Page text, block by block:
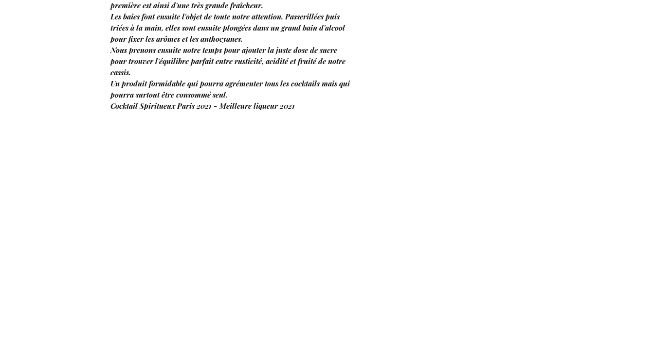
première est ainsi d'une très grande fraîcheur.
Les baies font ensuite l'objet de toute notre attention. Passerillées puis
triées à la main, elles sont ensuite plongées dans un grand bain d'alcool
pour fixer les arômes et les anthocyanes.
Nous prenons ensuite notre temps pour ajouter la juste dose de sucre
pour trouver l'équilibre parfait entre rusticité, acidité et fruité de notre
cassis.
Un produit formidable qui pourra agrémenter tous les cocktails mais qui
pourra surtout être consommé seul.
Cocktail Spiritueux Paris 2021 - Meilleure liqueur 2021